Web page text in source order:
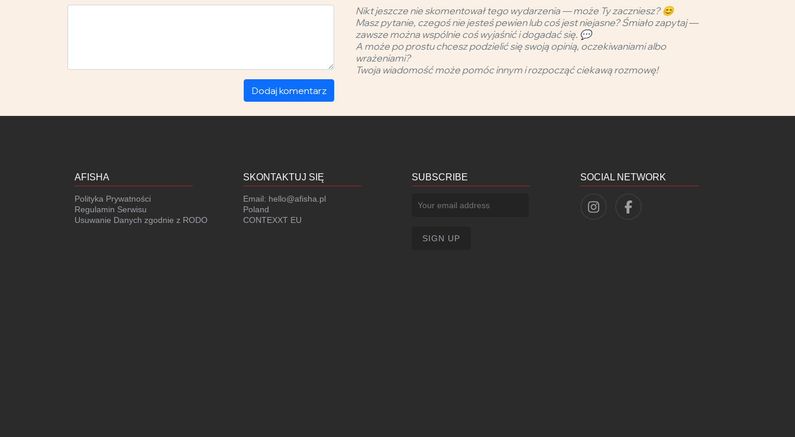
Dodaj komentarz
Nikt jeszcze nie skomentował tego wydarzenia — może Ty zaczniesz? 😊
Masz pytanie, czegoś nie jesteś pewien lub coś jest niejasne? Śmiało zapytaj —
zawsze można wspólnie coś wyjaśnić i dogadać się. 💬
A może po prostu chcesz podzielić się swoją opinią, oczekiwaniami albo
wrażeniami?
Twoja wiadomość może pomóc innym i rozpocząć ciekawą rozmowę!
AFISHA
Polityka Prywatności
Regulamin Serwisu
Usuwanie Danych zgodnie z RODO
SKONTAKTUJ SIĘ
Email: hello@afisha.pl
Poland
CONTEXXT EU
SUBSCRIBE SOCIAL NETWORK